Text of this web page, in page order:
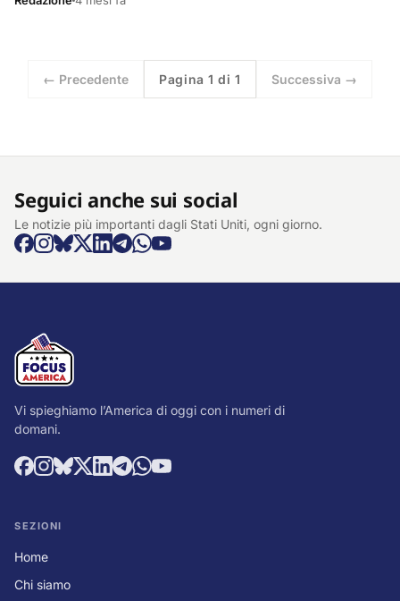
← Precedente Pagina 1 di 1 Successiva →
Seguici anche sui social
Le notizie più importanti dagli Stati Uniti, ogni giorno.
Vi spieghiamo l’America di oggi con i numeri di
domani.
SEZIONI
Home
Chi siamo